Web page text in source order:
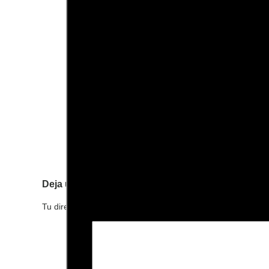
Deja una respuesta
Tu dirección de correo electrónico no será publicada.